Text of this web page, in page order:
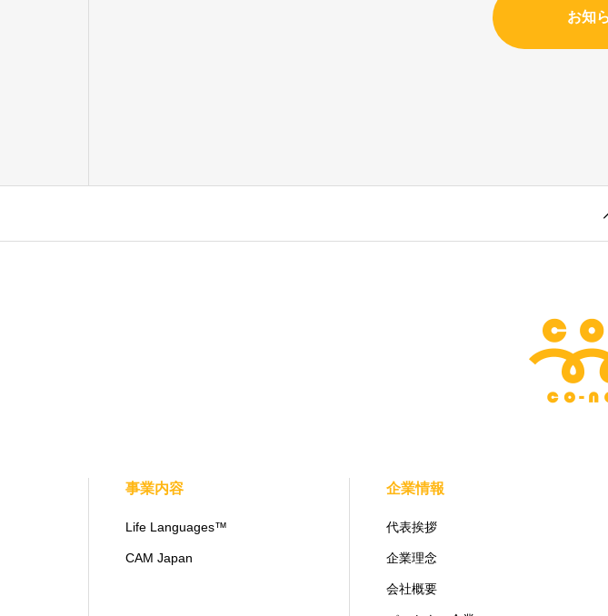
お知
事業内容
Life Languages™
CAM Japan
企業情報
代表挨拶
企業理念
会社概要